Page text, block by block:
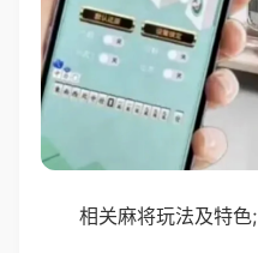
相关麻将玩法及特色;